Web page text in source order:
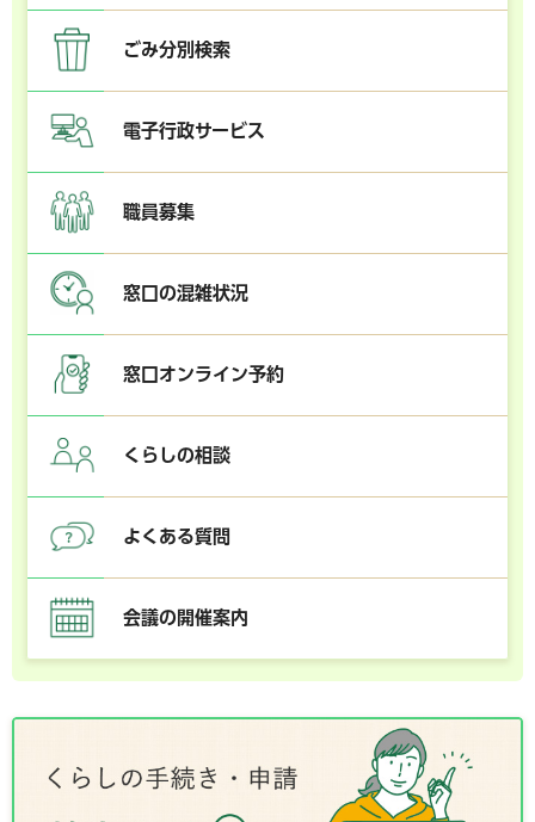
ごみ分別検索
電子行政サービス
職員募集
窓口の混雑状況
窓口オンライン予約
くらしの相談
よくある質問
会議の開催案内